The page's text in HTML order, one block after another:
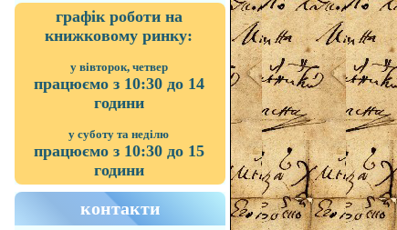
графік роботи на
книжковому ринку:
у вівторок, четвер
працюємо з 10:30 до 14
години
у суботу та неділю
працюємо з 10:30 до 15
години
контакти